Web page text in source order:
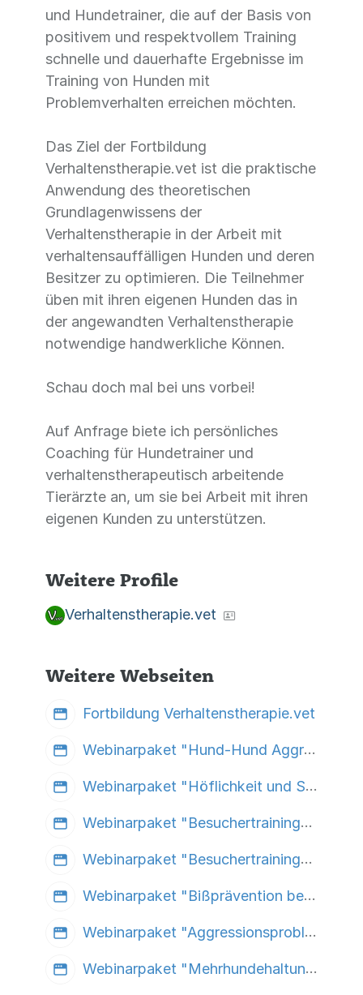
und Hundetrainer, die auf der Basis von
positivem und respektvollem Training
schnelle und dauerhafte Ergebnisse im
Training von Hunden mit
Problemverhalten erreichen möchten.
Das Ziel der Fortbildung
Verhaltenstherapie.vet ist die praktische
Anwendung des theoretischen
Grundlagenwissens der
Verhaltenstherapie in der Arbeit mit
verhaltensauffälligen Hunden und deren
Besitzer zu optimieren. Die Teilnehmer
üben mit ihren eigenen Hunden das in
der angewandten Verhaltenstherapie
notwendige handwerkliche Können.
Schau doch mal bei uns vorbei!
Auf Anfrage biete ich persönliches
Coaching für Hundetrainer und
verhaltenstherapeutisch arbeitende
Tierärzte an, um sie bei Arbeit mit ihren
eigenen Kunden zu unterstützen.
Weitere Profile
Verhaltenstherapie.vet
Weitere Webseiten
Fortbildung Verhaltenstherapie.vet
Webinarpaket "Hund-Hund Aggression" mit Dr. Stephan Gronostay
Webinarpaket "Höflichkeit und Selbstkontrolle" mit Dr. Stephan Gronostay
Webinarpaket "Besuchertraining" mit Dr. Stephan Gronostay
Webinarpaket "Besuchertraining" mit Dr. Stephan Gronostay
Webinarpaket "Bißprävention bei Familien- und Gesellschaftshunden" mit Dr. Stephan Gronostay
Webinarpaket "Aggressionsprobleme mit schlechter Prognose" mit Dr. Stephan Gronostay
Webinarpaket "Mehrhundehaltung / Die Hundewohngemeinschaft" mit Dr. Stephan Gronostay